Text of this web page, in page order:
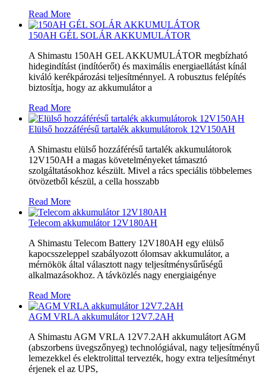
Read More
150AH GÉL SOLÁR AKKUMULÁTOR
A Shimastu 150AH GEL AKKUMULÁTOR megbízható
hidegindítást (indítóerőt) és maximális energiaellátást kínál
kiváló kerékpározási teljesítménnyel. A robusztus felépítés
biztosítja, hogy az akkumulátor a
Read More
Elülső hozzáférésű tartalék akkumulátorok 12V150AH
A Shimastu elülső hozzáférésű tartalék akkumulátorok
12V150AH a magas követelményeket támasztó
szolgáltatásokhoz készült. Mivel a rács speciális többelemes
ötvözetből készül, a cella hosszabb
Read More
Telecom akkumulátor 12V180AH
A Shimastu Telecom Battery 12V180AH egy elülső
kapocsszeleppel szabályozott ólomsav akkumulátor, a
mérnökök által választott nagy teljesítménysűrűségű
alkalmazásokhoz. A távközlés nagy energiaigénye
Read More
AGM VRLA akkumulátor 12V7.2AH
A Shimastu AGM VRLA 12V7.2AH akkumulátort AGM
(abszorbens üvegszőnyeg) technológiával, nagy teljesítményű
lemezekkel és elektrolittal tervezték, hogy extra teljesítményt
érjenek el az UPS,